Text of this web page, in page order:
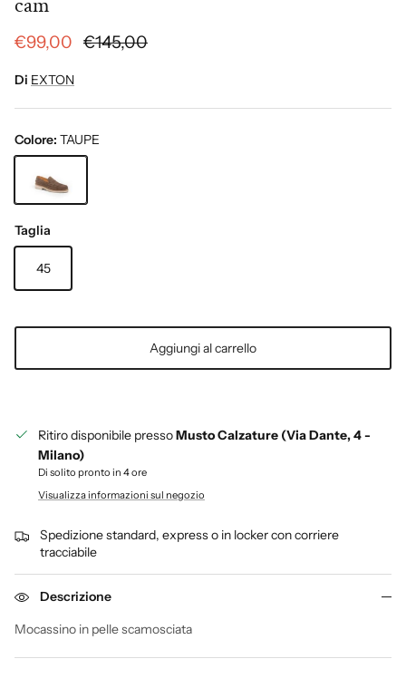
€99,00 €145,00
Di EXTON
Colore: TAUPE
Taglia
45
Aggiungi al carrello
Ritiro disponibile pressoMusto Calzature (Via Dante, 4 -
Milano)
Di solito pronto in 4 ore
Visualizza informazioni sul negozio
Spedizione standard, express o in locker con corriere
tracciabile
Descrizione
Mocassino in pelle scamosciata